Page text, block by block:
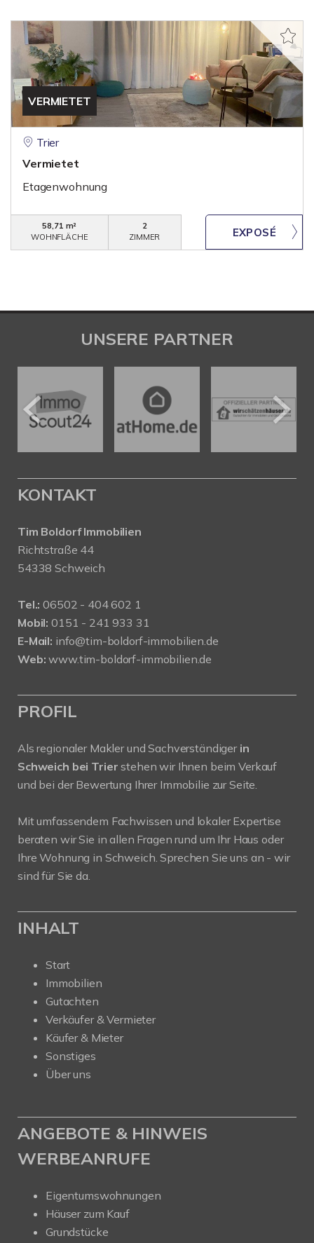
VERMIETET
Trier
Vermietet
Etagenwohnung
58,71 m²
WOHNFLÄCHE
2
ZIMMER
UNSERE PARTNER
KONTAKT
Tim Boldorf Immobilien
Richtstraße 44
54338 Schweich
Tel.: 06502 - 404 602 1
Mobil: 0151 - 241 933 31
E-Mail: info@tim-boldorf-immobilien.de
Web:www.tim-boldorf-immobilien.de
PROFIL
Als regionaler Makler und Sachverständigerin
Schweich bei Trierstehen wir Ihnen beim Verkauf
und bei der Bewertung Ihrer Immobilie zur Seite.
Mit umfassendem Fachwissen und lokaler Expertise
beraten wir Sie in allen Fragen rund um Ihr Haus oder
Ihre Wohnung in Schweich. Sprechen Sie uns an - wir
sind für Sie da.
INHALT
Start
Immobilien
Gutachten
Verkäufer & Vermieter
Käufer & Mieter
Sonstiges
Über uns
ANGEBOTE & HINWEIS
WERBEANRUFE
Eigentumswohnungen
Häuser zum Kauf
Grundstücke